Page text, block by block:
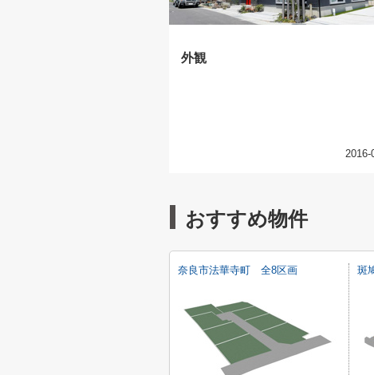
外観
2016-
おすすめ物件
奈良市法華寺町 全8区画